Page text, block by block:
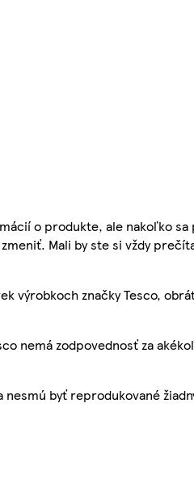
o produkte, ale nakoľko
Mali by ste si vždy
výrobkoch značky Tesco,
nemá zodpovednosť za
byť reprodukované